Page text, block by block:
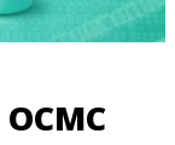
ОСМС